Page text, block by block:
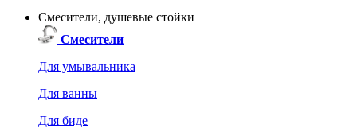
Смесители, душевые стойки
Смесители
Для умывальника
Для ванны
Для биде